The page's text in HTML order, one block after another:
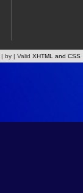
| by | Valid XHTML and CSS